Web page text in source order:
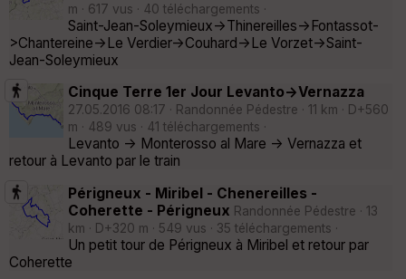
m · 617 vus · 40 téléchargements ·
Saint-Jean-Soleymieux->Thinereilles->Fontassot-
>Chantereine->Le Verdier->Couhard->Le Vorzet->Saint-
Jean-Soleymieux
Cinque Terre 1er Jour Levanto->Vernazza
27.05.2016 08:17 · Randonnée Pédestre · 11 km · D+560
m · 489 vus · 41 téléchargements ·
Levanto -> Monterosso al Mare -> Vernazza et
retour à Levanto par le train
Périgneux - Miribel - Chenereilles -
Coherette - Périgneux Randonnée Pédestre · 13
km · D+320 m · 549 vus · 35 téléchargements ·
Un petit tour de Périgneux à Miribel et retour par
Coherette